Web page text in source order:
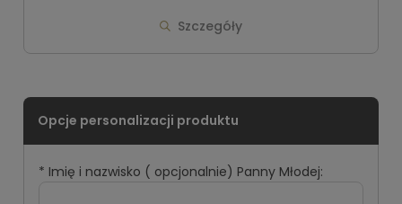
* Imię i nazwisko ( opcjonalnie) Panny Młodej:
Szczegóły